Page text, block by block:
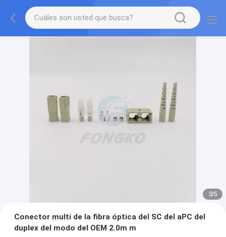
3/5
Conector multi de la fibra óptica del SC del aPC del
duplex del modo del OEM 2.0m m